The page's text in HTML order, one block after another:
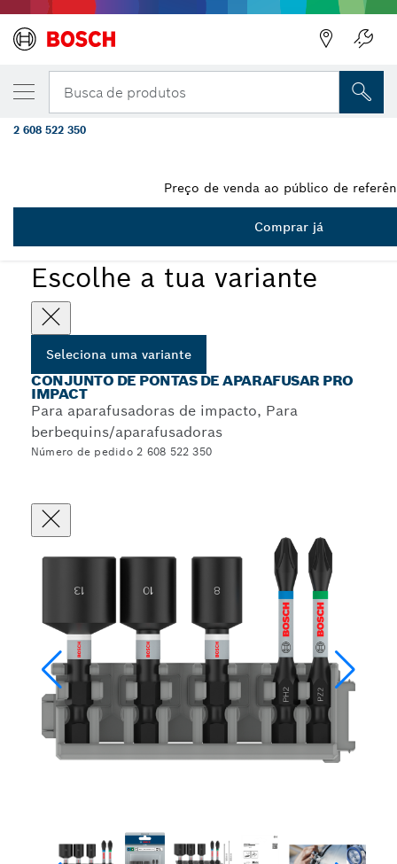
Busca de produtos
Conjunto de brocas PRO Impact Screwdriver com Chaves de
Escolhe a tua variante
Seleciona uma variante
CONJUNTO DE PONTAS DE APARAFUSAR PRO
IMPACT
Para aparafusadoras de impacto, Para
berbequins/aparafusadoras
Número de pedido 2 608 522 350
A VARIANTE QUE SELECIONASTE
PRO Impact Set com chaves de caixa e
PH2x50, PZ2x50, NS8x50, NS10x50,
2 608 522 350
Preço de venda ao público de
Comprar já